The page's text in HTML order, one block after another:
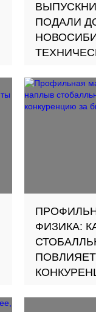
ПОДАЛИ
поступить
ФИЗИКА: